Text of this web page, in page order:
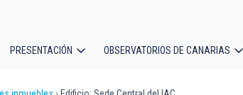
PRESENTACIÓN OBSERVATORIOS DE CANARIAS